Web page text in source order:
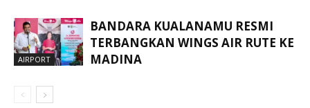
AIRPORT
BANDARA KUALANAMU RESMI
TERBANGKAN WINGS AIR RUTE KE
MADINA